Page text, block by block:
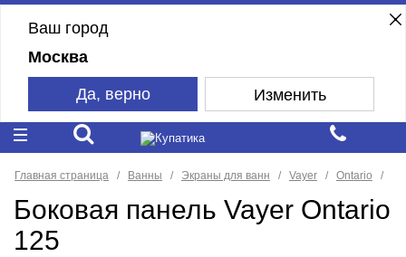
Ваш город
Москва
Да, верно Изменить
Главная страница Ванны Экраны для ванн Vayer Ontario
Боковая панель Vayer Ontario
125